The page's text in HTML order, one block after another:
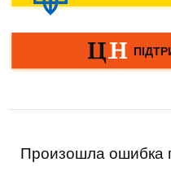
Произошла ошибка